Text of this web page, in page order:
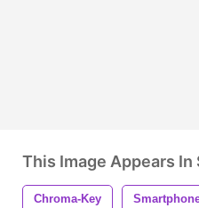
This Image Appears In
Chroma-Key